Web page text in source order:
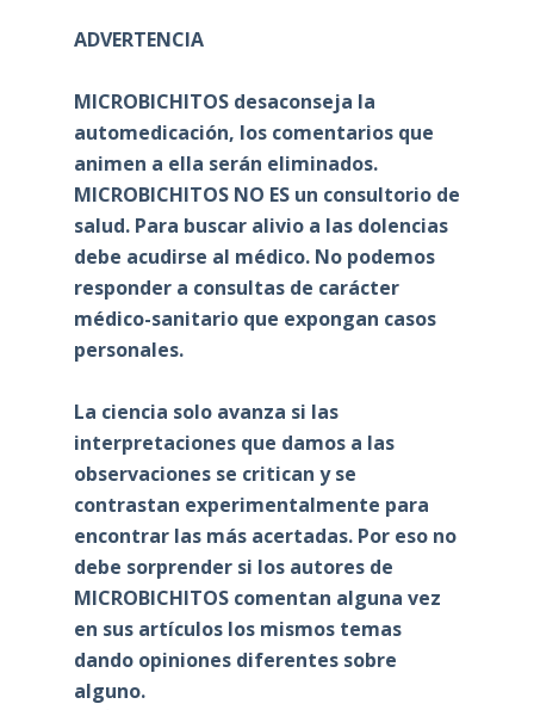
ADVERTENCIA
MICROBICHITOS desaconseja la
automedicación, los comentarios que
animen a ella serán eliminados.
MICROBICHITOS NO ES un consultorio de
salud. Para buscar alivio a las dolencias
debe acudirse al médico. No podemos
responder a consultas de carácter
médico-sanitario que expongan casos
personales.
La ciencia solo avanza si las
interpretaciones que damos a las
observaciones se critican y se
contrastan experimentalmente para
encontrar las más acertadas. Por eso no
debe sorprender si los autores de
MICROBICHITOS comentan alguna vez
en sus artículos los mismos temas
dando opiniones diferentes sobre
alguno.